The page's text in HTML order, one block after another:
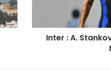
Inter : A.